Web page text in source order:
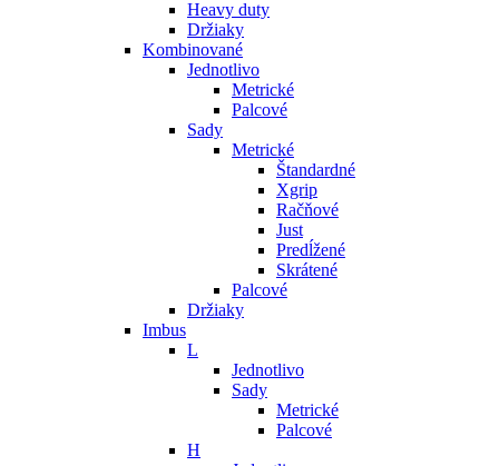
Heavy duty
Držiaky
Kombinované
Jednotlivo
Metrické
Palcové
Sady
Metrické
Štandardné
Xgrip
Račňové
Just
Predĺžené
Skrátené
Palcové
Držiaky
Imbus
L
Jednotlivo
Sady
Metrické
Palcové
H